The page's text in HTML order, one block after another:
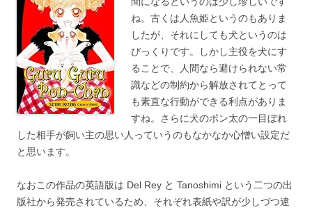
ね。古くは人魚姫というのもありま
したが、それにしても犬というのは
びっくりです。しかし主役を犬にす
ることで、人間なら避けられない常
識などの制約から解放されてとって
も素直な行動ができる利点がありま
すね。さらに犬のポン太の一目ぼれ
した相手が飼い主の思い人っていうのもなかなか心憎い設定だ
と思います。
なおこの作品の英語版は Del Rey と Tanoshimi という二つの出
版社から発売されているため、それぞれ表紙や訳が少しづつ違